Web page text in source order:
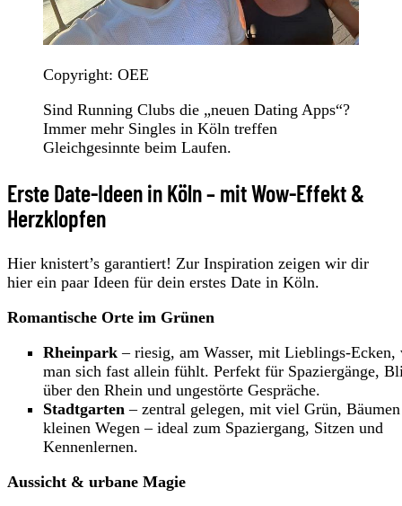
Copyright: OEE
Sind Running Clubs die „neuen Dating Apps“?
Immer mehr Singles in Köln treffen
Gleichgesinnte beim Laufen.
Erste Date-Ideen in Köln – mit Wow-Effekt &
Herzklopfen
Hier knistert’s garantiert! Zur Inspiration zeigen wir dir
hier ein paar Ideen für dein erstes Date in Köln.
Romantische Orte im Grünen
Rheinpark – riesig, am Wasser, mit Lieblings-Ecken,
man sich fast allein fühlt. Perfekt für Spaziergänge,
über den Rhein und ungestörte Gespräche.
Stadtgarten – zentral gelegen, mit viel Grün,
kleinen Wegen – ideal zum Spaziergang, Sitzen und
Kennenlernen.
Aussicht & urbane Magie